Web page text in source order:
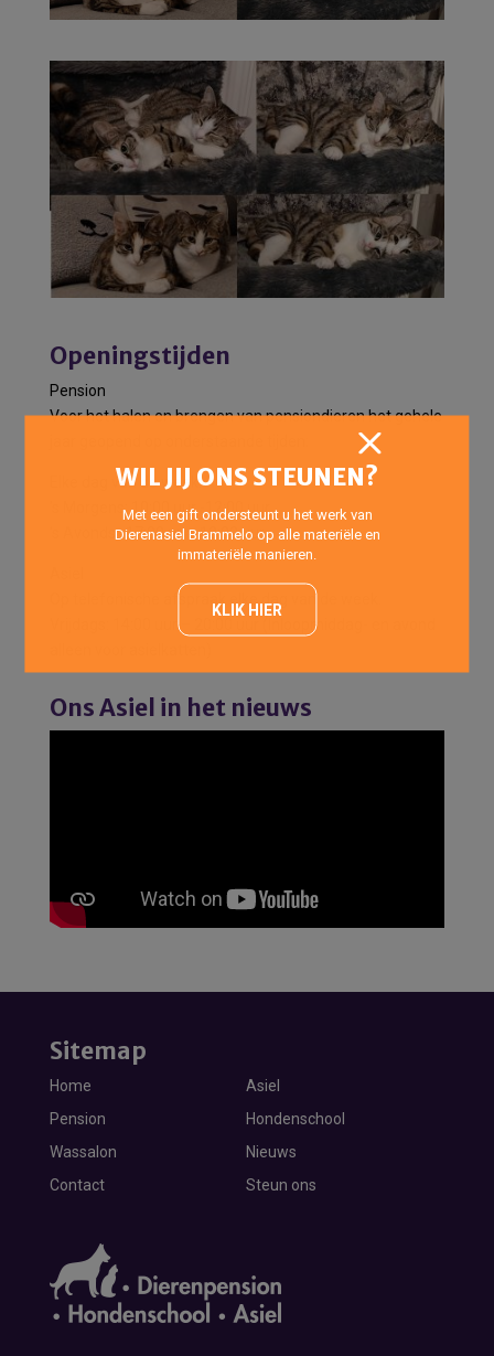
Openingstijden
Pension
Voor het halen en brengen van pensiondieren het gehele
Elke dag van de week:
’s Morgens: 10:00 uur -12:00 uur
’s Avonds : 17:00 uur -18:00 uur
Op telefonische afspraak elke dag van de week.
Vrijdags: 14:00 uur – 20:00 uur (Inloopmiddag- en avond
Ons Asiel in het nieuws
WIL JIJ ONS STEUNEN?
Met een gift ondersteunt u het werk van
Dierenasiel Brammelo op alle materiële en
immateriële manieren.
KLIK HIER
Sitemap
Home
Asiel
Pension
Hondenschool
Wassalon
Nieuws
Contact
Steun ons